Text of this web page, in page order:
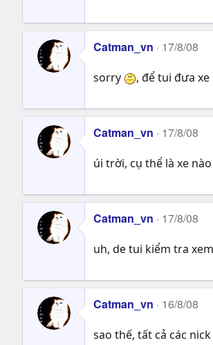
Catman_vn 17/8/08
sorry , để tui đưa
Catman_vn 17/8/08
úi trời, cụ thể là xe nào
Catman_vn 17/8/08
uh, de tui kiểm tra
Catman_vn 16/8/08
sao thế, tất cả các nick